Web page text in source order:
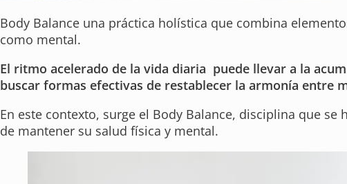
Body Balance una práctica holística que combina
como mental.
El ritmo acelerado de la vida diaria puede llevar a la
buscar formas efectivas de restablecer la armonía entre
En este contexto, surge el Body Balance, disciplina que
de mantener su salud física y mental.